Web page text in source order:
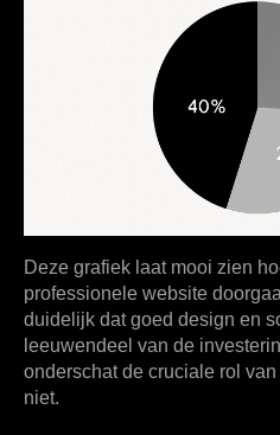
Deze grafiek laat mooi zien
professionele website
duidelijk datgoed design en
leeuwendeel van de
onderschat de cruciale rol
niet.